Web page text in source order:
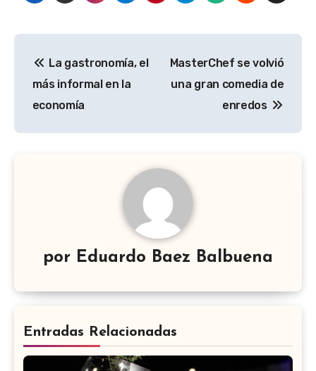
de
entradas
La gastronomía, el
más informal en la
economía
MasterChef se volvió
una gran comedia de
enredos
por Eduardo Baez Balbuena
Entradas Relacionadas